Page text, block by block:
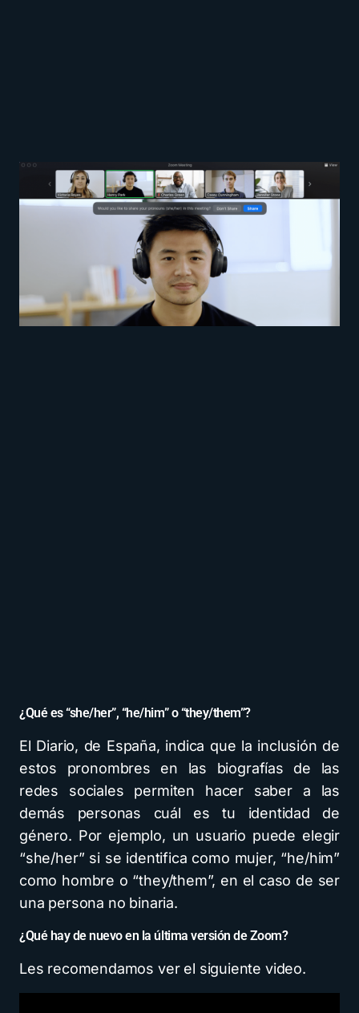
¿Qué es “she/her”, “he/him” o “they/them”?
El Diario, de España, indica que la inclusión de
estos pronombres en las biografías de las
redes sociales permiten hacer saber a las
demás personas cuál es tu identidad de
género. Por ejemplo, un usuario puede elegir
“she/her” si se identifica como mujer, “he/him”
como hombre o “they/them”, en el caso de ser
una persona no binaria.
¿Qué hay de nuevo en la última versión de Zoom?
Les recomendamos ver el siguiente video.